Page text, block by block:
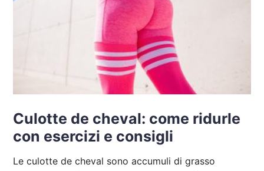
Culotte de cheval: come ridurle
con esercizi e consigli
Le culotte de cheval sono accumuli di grasso